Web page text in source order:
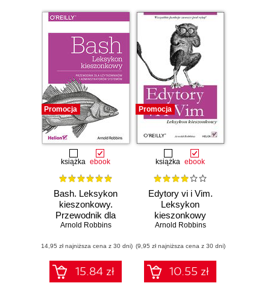
Promocja
książka ebook
Bash. Leksykon
kieszonkowy.
Przewodnik dla
użytkowników i
systemów
Arnold Robbins
(14,95 zł najniższa cena z 30 dni)
15.84 zł
Promocja
książka ebook
Edytory vi i Vim.
Leksykon
kieszonkowy
Arnold Robbins
(9,95 zł najniższa cena z 30 dni)
10.55 zł